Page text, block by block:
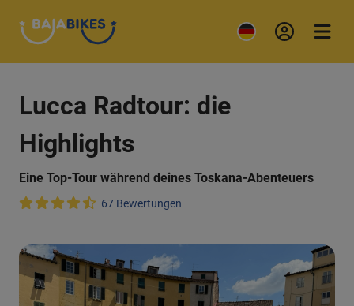
Lucca Radtour: die
Highlights
Eine Top-Tour während deines Toskana-Abenteuers
67 Bewertungen